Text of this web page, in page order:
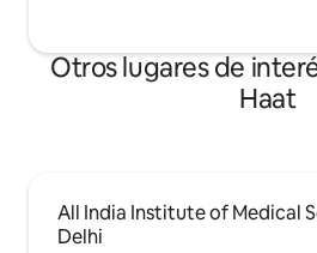
Otros lugares de
Haat
All India Institute of Medical
Delhi